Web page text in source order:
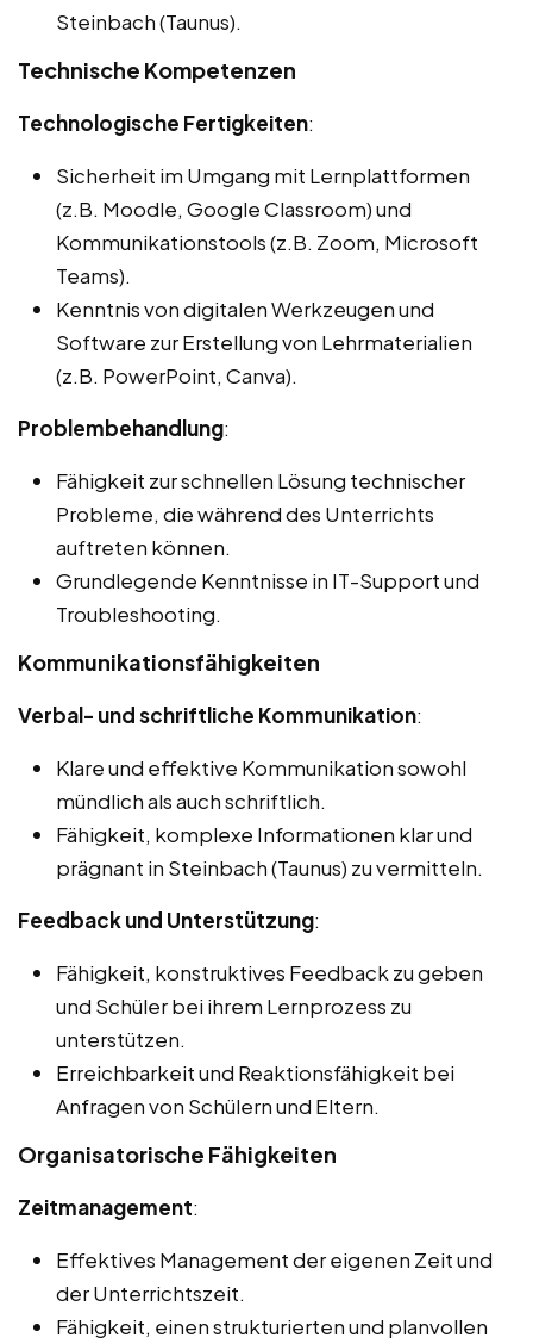
Steinbach (Taunus).
Technische Kompetenzen
Technologische Fertigkeiten:
Sicherheit im Umgang mit Lernplattformen
(z.B. Moodle, Google Classroom) und
Kommunikationstools (z.B. Zoom, Microsoft
Teams).
Kenntnis von digitalen Werkzeugen und
Software zur Erstellung von Lehrmaterialien
(z.B. PowerPoint, Canva).
Problembehandlung:
Fähigkeit zur schnellen Lösung technischer
Probleme, die während des Unterrichts
auftreten können.
Grundlegende Kenntnisse in IT-Support und
Troubleshooting.
Kommunikationsfähigkeiten
Verbal- und schriftliche Kommunikation:
Klare und effektive Kommunikation sowohl
mündlich als auch schriftlich.
Fähigkeit, komplexe Informationen klar und
prägnant in Steinbach (Taunus) zu vermitteln.
Feedback und Unterstützung:
Fähigkeit, konstruktives Feedback zu geben
und Schüler bei ihrem Lernprozess zu
unterstützen.
Erreichbarkeit und Reaktionsfähigkeit bei
Anfragen von Schülern und Eltern.
Organisatorische Fähigkeiten
Zeitmanagement:
Effektives Management der eigenen Zeit und
der Unterrichtszeit.
Fähigkeit, einen strukturierten und planvollen